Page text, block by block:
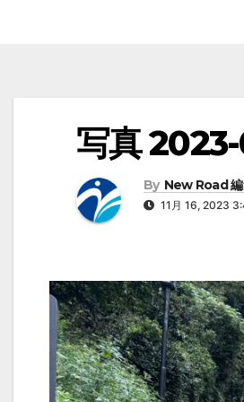
写真
By New Road
11月 16, 2023